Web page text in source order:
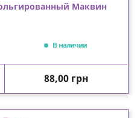
Маквин
В наличии
Цена
88,00 грн